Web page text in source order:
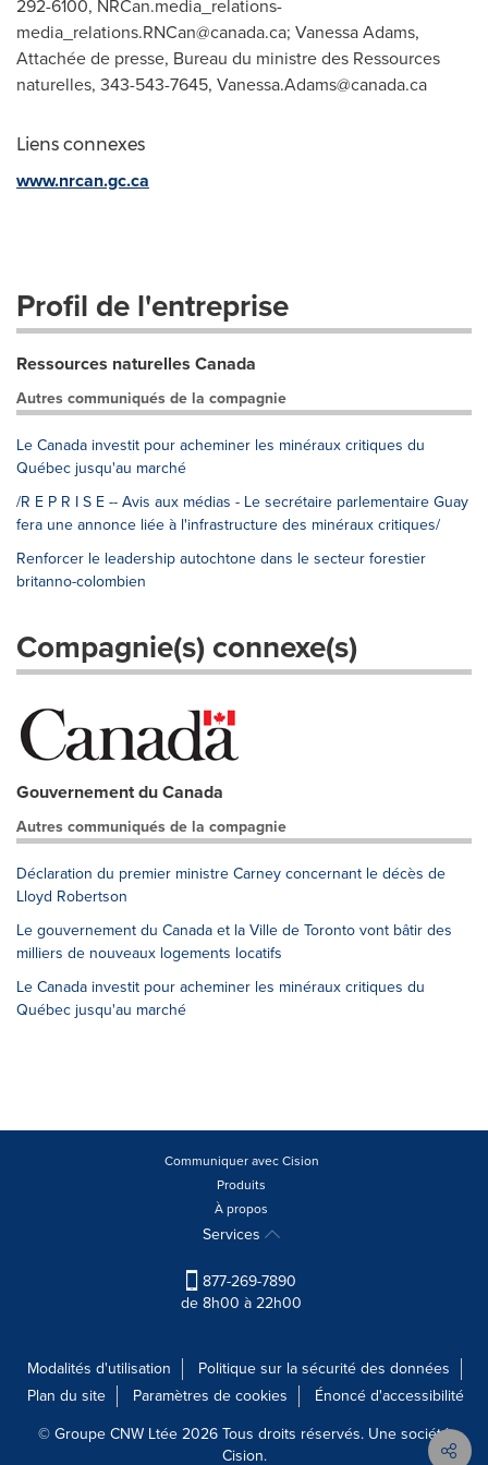
292-6100, NRCan.media_relations-
media_relations.RNCan@canada.ca; Vanessa Adams,
Attachée de presse, Bureau du ministre des Ressources
naturelles, 343-543-7645, Vanessa.Adams@canada.ca
Liens connexes
www.nrcan.gc.ca
Profil de l'entreprise
Ressources naturelles Canada
Autres communiqués de la compagnie
Le Canada investit pour acheminer les minéraux critiques du
Québec jusqu'au marché
/R E P R I S E -- Avis aux médias - Le secrétaire parlementaire Guay
fera une annonce liée à l'infrastructure des minéraux critiques/
Renforcer le leadership autochtone dans le secteur forestier
britanno-colombien
Compagnie(s) connexe(s)
Gouvernement du Canada
Autres communiqués de la compagnie
Déclaration du premier ministre Carney concernant le décès de
Lloyd Robertson
Le gouvernement du Canada et la Ville de Toronto vont bâtir des
milliers de nouveaux logements locatifs
Le Canada investit pour acheminer les minéraux critiques du
Québec jusqu'au marché
Communiquer avec Cision
Produits
À propos
Services
877-269-7890
de 8h00 à 22h00
Modalités d'utilisation
Politique sur la sécurité des données
Plan du site
Paramètres de cookies
Énoncé d'accessibilité
© Groupe CNW Ltée 2026 Tous droits réservés. Une société
Cision.